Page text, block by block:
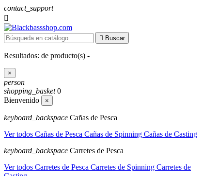
contact_support

 Buscar
Resultados: de producto(s) -
×
person
shopping_basket 0
Bienvenido
×
keyboard_backspace Cañas de Pesca
Ver todos Cañas de Pesca Cañas de Spinning Cañas de Casting
keyboard_backspace Carretes de Pesca
Ver todos Carretes de Pesca Carretes de Spinning Carretes de